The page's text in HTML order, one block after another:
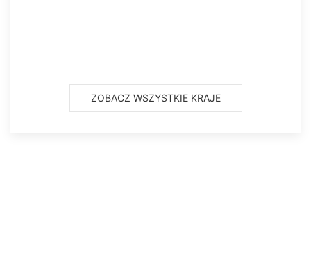
ZOBACZ WSZYSTKIE KRAJE